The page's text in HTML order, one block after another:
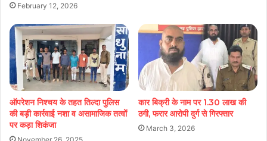
February 12, 2026
ऑपरेशन निश्चय के तहत तिल्दा पुलिस
की बड़ी कार्रवाई नशा व असामाजिक तत्वों
पर कड़ा शिकंजा
कार बिक्री के नाम पर 1.30 लाख की
ठगी, फरार आरोपी दुर्ग से गिरफ्तार
March 3, 2026